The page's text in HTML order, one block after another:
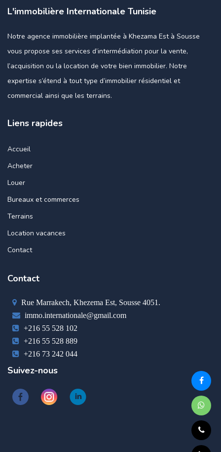
L'immobilière Internationale Tunisie
Notre agence immobilière implantée à Khezama Est à Sousse
vous propose ses services d’intermédiation pour la vente,
l’acquisition ou la location de votre bien immobilier. Notre
expertise s’étend à tout type d’immobilier résidentiel et
commercial ainsi que les terrains.
Liens rapides
Accueil
Acheter
Louer
Bureaux et commerces
Terrains
Location vacances
Contact
Contact
Rue Marrakech, Khezema Est, Sousse 4051.
immo.internationale@gmail.com
+216 55 528 102
+216 55 528 889
+216 73 242 044
Suivez-nous